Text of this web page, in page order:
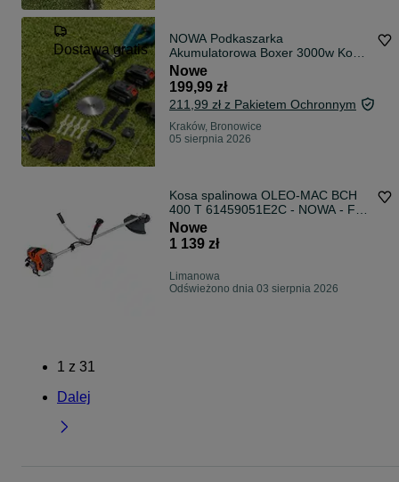
Dostawa gratis
NOWA Podkaszarka
Akumulatorowa Boxer 3000w Kosa
48v MEGA ZESTAW 2 Akumulatory
Tarcze Noże Trymer Mega Zestaw
+ WYSYŁKA 24H
Nowe
199,99 zł
211,99 zł z Pakietem Ochronnym
Kraków, Bronowice
05 sierpnia 2026
Kosa spalinowa OLEO-MAC BCH
400 T 61459051E2C - NOWA - FV
- NAJTANIEJ - NEGOCJUJ CENĘ
Nowe
1 139 zł
Limanowa
Odświeżono dnia 03 sierpnia 2026
1 z 31
Dalej